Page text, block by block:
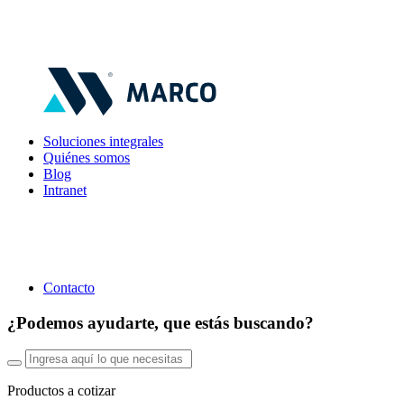
Soluciones integrales
Quiénes somos
Blog
Intranet
Contacto
¿Podemos ayudarte, que estás buscando?
Productos a cotizar